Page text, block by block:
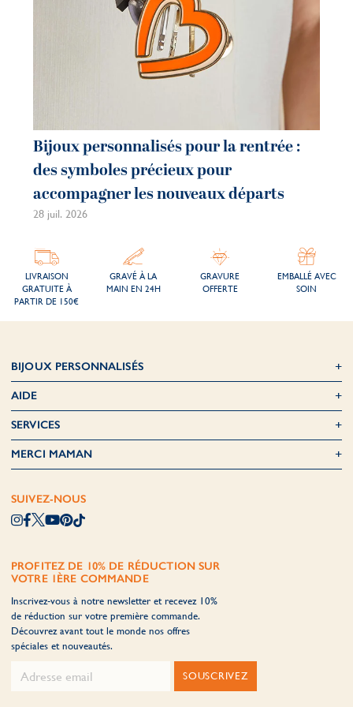
Bijoux personnalisés pour la rentrée :
des symboles précieux pour
accompagner les nouveaux départs
28 juil. 2026
LIVRAISON
GRATUITE À
PARTIR DE 150€
GRAVÉ À LA
MAIN EN 24H
GRAVURE
OFFERTE
EMBALLÉ AVEC
SOIN
BIJOUX PERSONNALISÉS
AIDE
SERVICES
MERCI MAMAN
SUIVEZ-NOUS
PROFITEZ DE 10% DE RÉDUCTION SUR
VOTRE 1ÈRE COMMANDE
Inscrivez-vous à notre newsletter et recevez 10%
de réduction sur votre première commande.
Découvrez avant tout le monde nos offres
spéciales et nouveautés.
SOUSCRIVEZ